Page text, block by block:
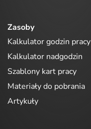
Zasoby
Kalkulator godzin pracy
Kalkulator nadgodzin
Szablony kart pracy
Materiały do pobrania
Artykuły